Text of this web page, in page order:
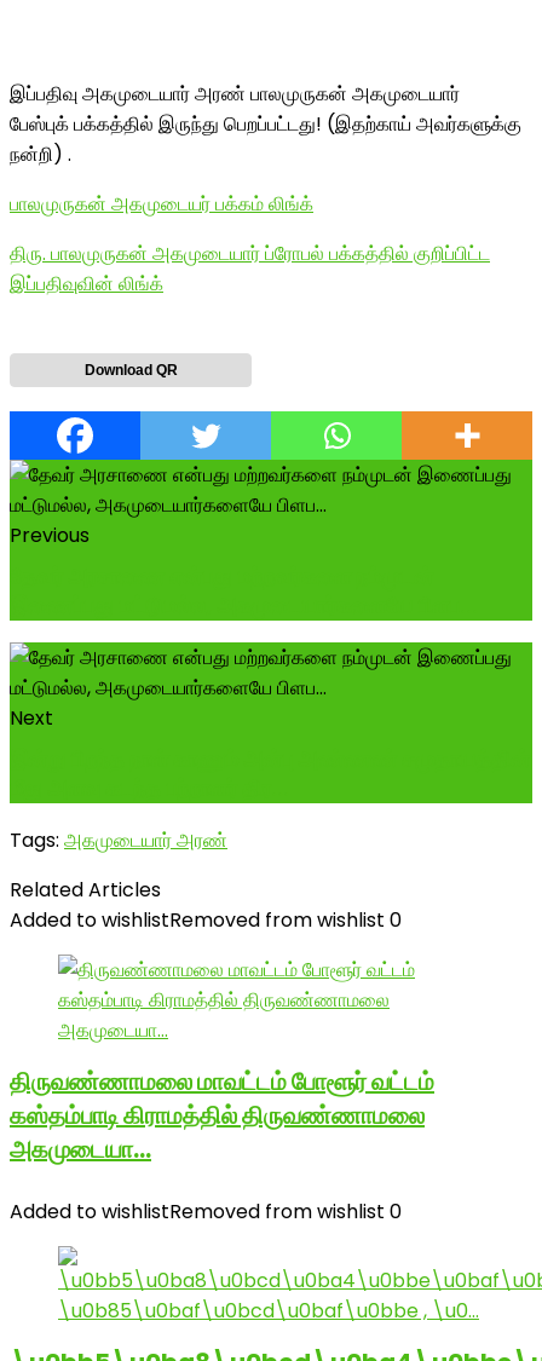
இப்பதிவு அகமுடையார் அரண் பாலமுருகன் அகமுடையார்
பேஸ்புக் பக்கத்தில் இருந்து பெறப்பட்டது! (இதற்காய் அவர்களுக்கு
நன்றி) .
பாலமுருகன் அகமுடையர் பக்கம் லிங்க்
திரு. பாலமுருகன் அகமுடையார் ப்ரோபல் பக்கத்தில் குறிப்பிட்ட
இப்பதிவுவின் லிங்க்
Download QR
Previous
Next
Tags: அகமுடையார் அரண்
Related Articles
Added to wishlistRemoved from wishlist 0
திருவண்ணாமலை மாவட்டம் போளூர் வட்டம்
கஸ்தம்பாடி கிராமத்தில் திருவண்ணாமலை
அகமுடையா…
Added to wishlistRemoved from wishlist 0